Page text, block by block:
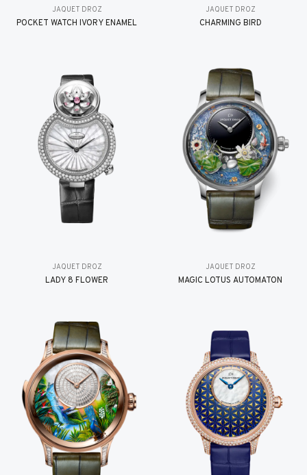
JAQUET DROZ
POCKET WATCH IVORY ENAMEL
JAQUET DROZ
CHARMING BIRD
JAQUET DROZ
LADY 8 FLOWER
JAQUET DROZ
MAGIC LOTUS AUTOMATON